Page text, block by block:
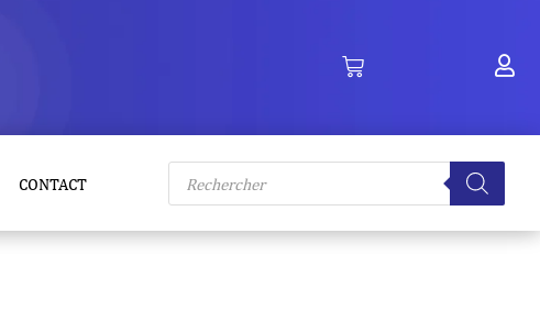
CONTACT
Recherche
produits